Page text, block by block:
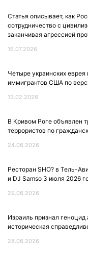
Статья описывает, как
сотрудничество с
заканчивая агрессией
16.07.2026
Четыре украинских
иммигрантов США по
13.02.2026
В Кривом Роге объявлен
террористов по
24.06.2026
Ресторан SHO? в Тель-
и DJ Samso 3 июля 2026
29.06.2026
Израиль признал
историческая
28.06.2026